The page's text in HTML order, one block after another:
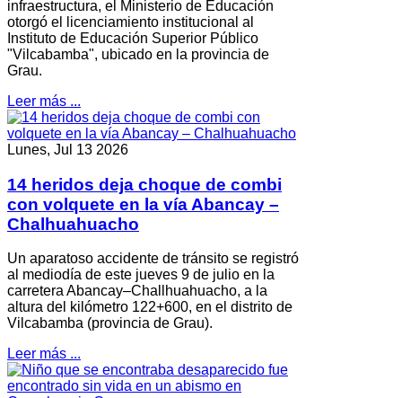
infraestructura, el Ministerio de Educación
otorgó el licenciamiento institucional al
Instituto de Educación Superior Público
"Vilcabamba", ubicado en la provincia de
Grau.
Leer más ...
Lunes, Jul 13 2026
14 heridos deja choque de combi
con volquete en la vía Abancay –
Chalhuahuacho
Un aparatoso accidente de tránsito se registró
al mediodía de este jueves 9 de julio en la
carretera Abancay–Challhuahuacho, a la
altura del kilómetro 122+600, en el distrito de
Vilcabamba (provincia de Grau).
Leer más ...